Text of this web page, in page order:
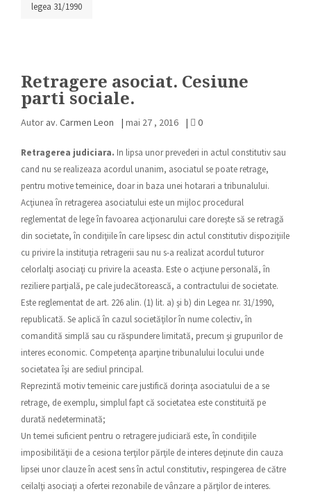
legea 31/1990
Retragere asociat. Cesiune
parti sociale.
Autor av. Carmen Leon | mai 27 , 2016 | 0
Retragerea judiciara. In lipsa unor prevederi in actul constitutiv sau
cand nu se realizeaza acordul unanim, asociatul se poate retrage,
pentru motive temeinice, doar in baza unei hotarari a tribunalului.
Acţiunea în retragerea asociatului este un mijloc procedural
reglementat de lege în favoarea acţionarului care doreşte să se retragă
din societate, în condiţiile în care lipsesc din actul constitutiv dispoziţiile
cu privire la instituţia retragerii sau nu s-a realizat acordul tuturor
celorlalţi asociaţi cu privire la aceasta. Este o acţiune personală, în
reziliere parţială, pe cale judecătorească, a contractului de societate.
Este reglementat de art. 226 alin. (1) lit. a) şi b) din Legea nr. 31/1990,
republicată. Se aplică în cazul societăţilor în nume colectiv, în
comandită simplă sau cu răspundere limitată, precum şi grupurilor de
interes economic. Competenţa aparţine tribunalului locului unde
societatea îşi are sediul principal.
Reprezintă motiv temeinic care justifică dorinţa asociatului de a se
retrage, de exemplu, simplul fapt că societatea este constituită pe
durată nedeterminată;
Un temei suficient pentru o retragere judiciară este, în condiţiile
imposibilităţii de a cesiona terţilor părţile de interes deţinute din cauza
lipsei unor clauze în acest sens în actul constitutiv, respingerea de către
ceilalţi asociaţi a ofertei rezonabile de vânzare a părţilor de interes.